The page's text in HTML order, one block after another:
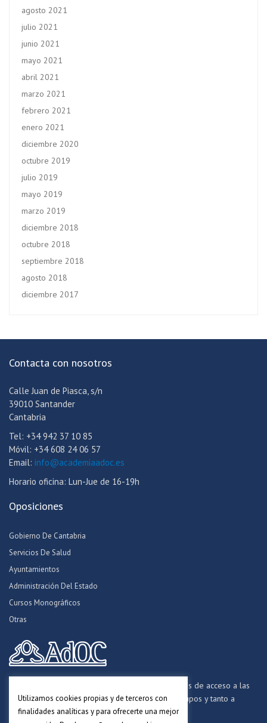
agosto 2021
julio 2021
junio 2021
mayo 2021
abril 2021
marzo 2021
febrero 2021
enero 2021
diciembre 2020
octubre 2019
julio 2019
mayo 2019
marzo 2019
diciembre 2018
octubre 2018
septiembre 2018
agosto 2018
diciembre 2017
Contacta con nosotros
Calle Juan de Piasca, s/n
39010 Santander
Cantabria
Tel: +34 942 37 10 85
Móvil: +34 608 24 06 57
Email: info@academiaadoc.es
Horario oficina: Lun-Jue de 16-19h
Oposiciones
Gobierno De Cantabria
Servicios De Salud
Ayuntamientos
Administración Del Estado
Cursos Monográficos
Otras
Formamos opositores para los procesos selectivos de acceso a las
distintas Administraciones Públicas, a todos los grupos y tanto a
personal funcionario, laboral y estatutario.
Utilizamos cookies propias y de terceros con
finalidades analíticas y para ofrecerte una mejor